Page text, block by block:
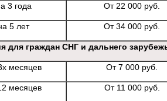
3 года От 22 000 руб.
5 лет От 34 000 руб.
для граждан СНГ и дальнего
месяцев От 7 000 руб.
месяцев От 11 000 руб.